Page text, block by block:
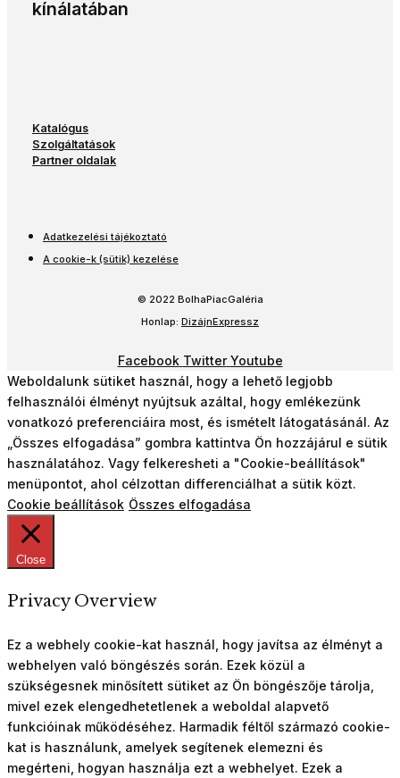
kínálatában
Katalógus
Szolgáltatások
Partner oldalak
Adatkezelési tájékoztató
A cookie-k (sütik) kezelése
© 2022 BolhaPiacGaléria
Honlap: DizájnExpressz
Facebook Twitter Youtube
Weboldalunk sütiket használ, hogy a lehető legjobb
felhasználói élményt nyújtsuk azáltal, hogy emlékezünk
vonatkozó preferenciáira most, és ismételt látogatásánál. Az
„Összes elfogadása” gombra kattintva Ön hozzájárul e sütik
használatához. Vagy felkeresheti a "Cookie-beállítások"
menüpontot, ahol célzottan differenciálhat a sütik közt.
Cookie beállítások Összes elfogadása
Close
Privacy Overview
Ez a webhely cookie-kat használ, hogy javítsa az élményt a
webhelyen való böngészés során. Ezek közül a
szükségesnek minősített sütiket az Ön böngészője tárolja,
mivel ezek elengedhetetlenek a weboldal alapvető
funkcióinak működéséhez. Harmadik féltől származó cookie-
kat is használunk, amelyek segítenek elemezni és
megérteni, hogyan használja ezt a webhelyet. Ezek a